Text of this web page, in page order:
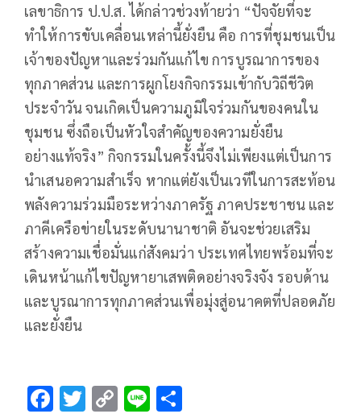
เลขาธิการ ป.ป.ส. ได้กล่าวช่วงท้ายว่า “ปัจจัยที่จะ
ทำให้การขับเคลื่อนเหล่านี้ยั่งยืน คือ การที่ชุมชนเป็น
เจ้าของปัญหาและร่วมกันแก้ไข การบูรณาการของ
ทุกภาคส่วน และการผูกโยงกิจกรรมเข้ากับวิถีชีวิต
ประจำวัน จนเกิดเป็นความภูมิใจร่วมกันของคนใน
ชุมชน ซึ่งถือเป็นหัวใจสำคัญของความยั่งยืน
อย่างแท้จริง” กิจกรรมในครั้งนี้จึงไม่เพียงแต่เป็นการ
นำเสนอความสำเร็จ หากแต่ยังเป็นเวทีในการสะท้อน
พลังความร่วมมือระหว่างภาครัฐ ภาคประชาชน และ
ภาคีเครือข่ายในระดับนานาชาติ อันจะช่วยเสริม
สร้างความเชื่อมั่นแก่สังคมว่า ประเทศไทยพร้อมที่จะ
เดินหน้าแก้ไขปัญหายาเสพติดอย่างจริงจัง รอบด้าน
และบูรณาการทุกภาคส่วนเพื่อมุ่งสู่อนาคตที่ปลอดภัย
และยั่งยืน
F T C Li